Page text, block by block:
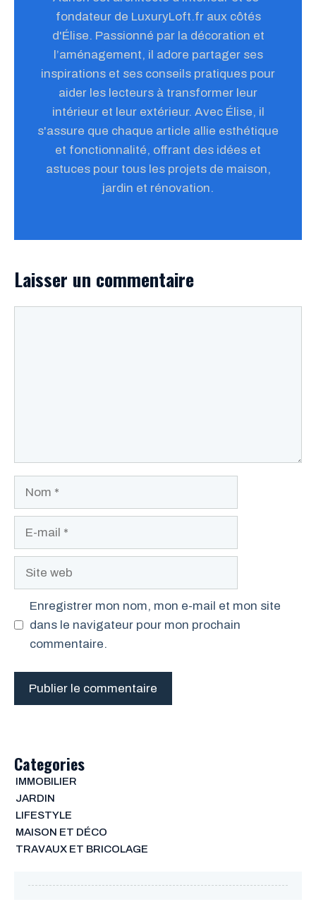
fondateur de LuxuryLoft.fr aux côtés
d'Élise. Passionné par la décoration et
l’aménagement, il adore partager ses
inspirations et ses conseils pratiques pour
aider les lecteurs à transformer leur
intérieur et leur extérieur. Avec Élise, il
s'assure que chaque article allie esthétique
et fonctionnalité, offrant des idées et
astuces pour tous les projets de maison,
jardin et rénovation.
Laisser un commentaire
Site
Enregistrer mon nom, mon e-mail et mon site
dans le navigateur pour mon prochain
commentaire.
Categories
IMMOBILIER
JARDIN
LIFESTYLE
MAISON ET DÉCO
TRAVAUX ET BRICOLAGE